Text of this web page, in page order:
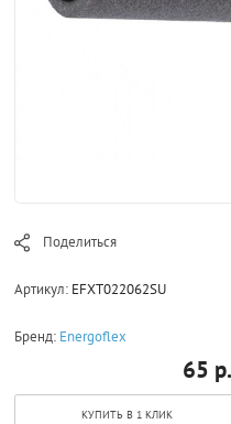
Поделиться
Артикул: EFXT022062SU
Бренд: Energoflex
65 р.
КУПИТЬ В 1 КЛИК